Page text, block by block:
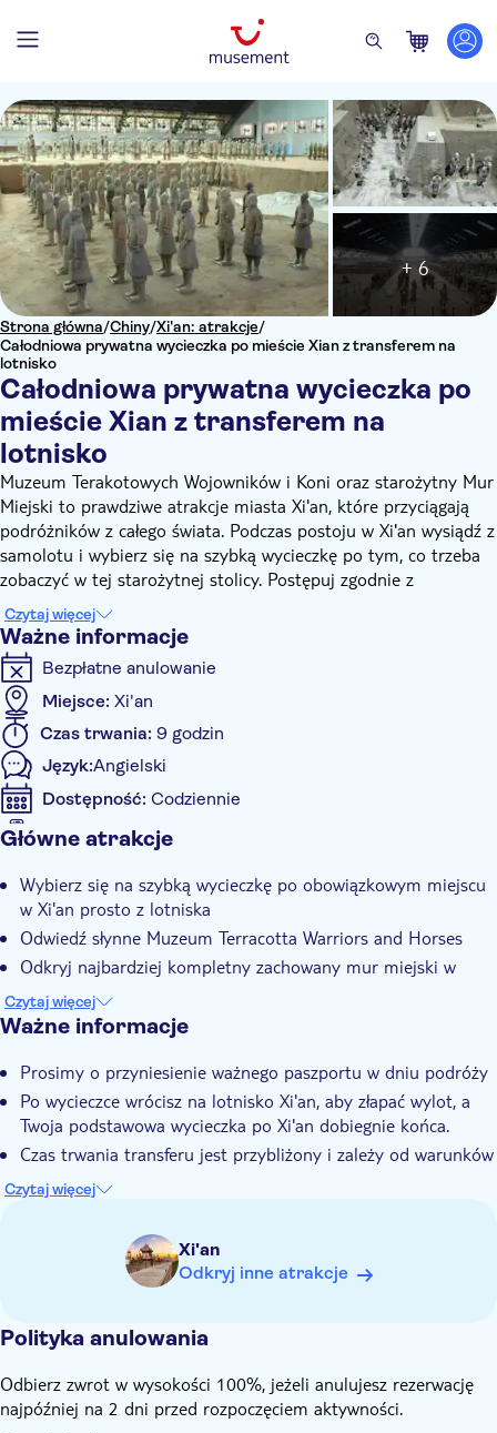
Strona główna/Chiny/Xi'an: atrakcje/
Całodniowa prywatna wycieczka po mieście Xian z transferem na
lotnisko
Całodniowa prywatna wycieczka po
mieście Xian z transferem na
lotnisko
+ 6
Muzeum Terakotowych Wojowników i Koni oraz starożytny Mur
Miejski to prawdziwe atrakcje miasta Xi'an, które przyciągają
podróżników z całego świata. Podczas postoju w Xi'an wysiądź z
samolotu i wybierz się na szybką wycieczkę po tym, co trzeba
zobaczyć w tej starożytnej stolicy. Postępuj zgodnie z
doświadczonym przewodnikiem, aby odwiedzić zabytki Xian.
Lokalny przyjazny przewodnik i doświadczony kierowca
odbierze Cię z międzynarodowego lotniska Xi'an Xianyang na
podstawie podanych danych lotu.
Jedź 1 godzinę, aby odwiedzić słynne na całym świecie Muzeum
Terakotowych Wojowników i Koni, które w 1987 roku zostało
wpisane na listę światowego dziedzictwa kulturowego i stało się
punktem orientacyjnym na trasie wszystkich odwiedzających.
Przewodnik oprowadzi Cię po trzech dołach i udzieli
szczegółowych informacji na temat tego historycznego miejsca.
Po obiedzie udaj się do starożytnego muru miejskiego -
kraju, a także jednego z największych starożytnych wojskowych
systemów obronnych na świecie. Jeśli poczujesz
zainteresowanie, możesz jeździć na rowerze po ścianie.
Następnie wybierz się na relaksującą wędrówkę po tętniącej
życiem i tętniącej życiem muzułmańskiej ulicy, gdzie możesz
skosztować najsmaczniejszego Xian i różnych przekąsek, a także
poznać lokalną kulturę. Warto również wybrać się na spacer po
placu Bell and Drum Tower.
Czytaj więcej
Ważne informacje
Bezpłatne anulowanie
Miejsce: Xi'an
Czas trwania: 9 godzin
Język:Angielski
Dostępność: Codziennie
Akceptowany kupon elektroniczny
Wycieczka z przewodnikiem
Lokalny charakter
Wliczono posiłek
Prywatna Wycieczka
Natychmiastowe potwierdzenie
Odbiór z hotelu
Transport w cenie
Lunch
Główne atrakcje
Wybierz się na szybką wycieczkę po obowiązkowym miejscu
w Xi'an prosto z lotniska
Odwiedź słynne Muzeum Terracotta Warriors and Horses
Odkryj najbardziej kompletny zachowany mur miejski w
Chinach
Czytaj więcej
Ważne informacje
Prosimy o przyniesienie ważnego paszportu w dniu podróży
Po wycieczce wrócisz na lotnisko Xi'an, aby złapać wylot, a
Twoja podstawowa wycieczka po Xi'an dobiegnie końca.
Czas trwania transferu jest przybliżony i zależy od warunków
ruchu
bezpośrednio u naszego lokalnego partnera co najmniej 24
godziny przed odlotem. Możesz znaleźć ich dane kontaktowe
na voucherze po dokonaniu rezerwacji
Czytaj więcej
Xi'an
Odkryj inne atrakcje
Polityka anulowania
Odbierz zwrot w wysokości 100%, jeżeli anulujesz rezerwację
najpóźniej na 2 dni przed rozpoczęciem aktywności.